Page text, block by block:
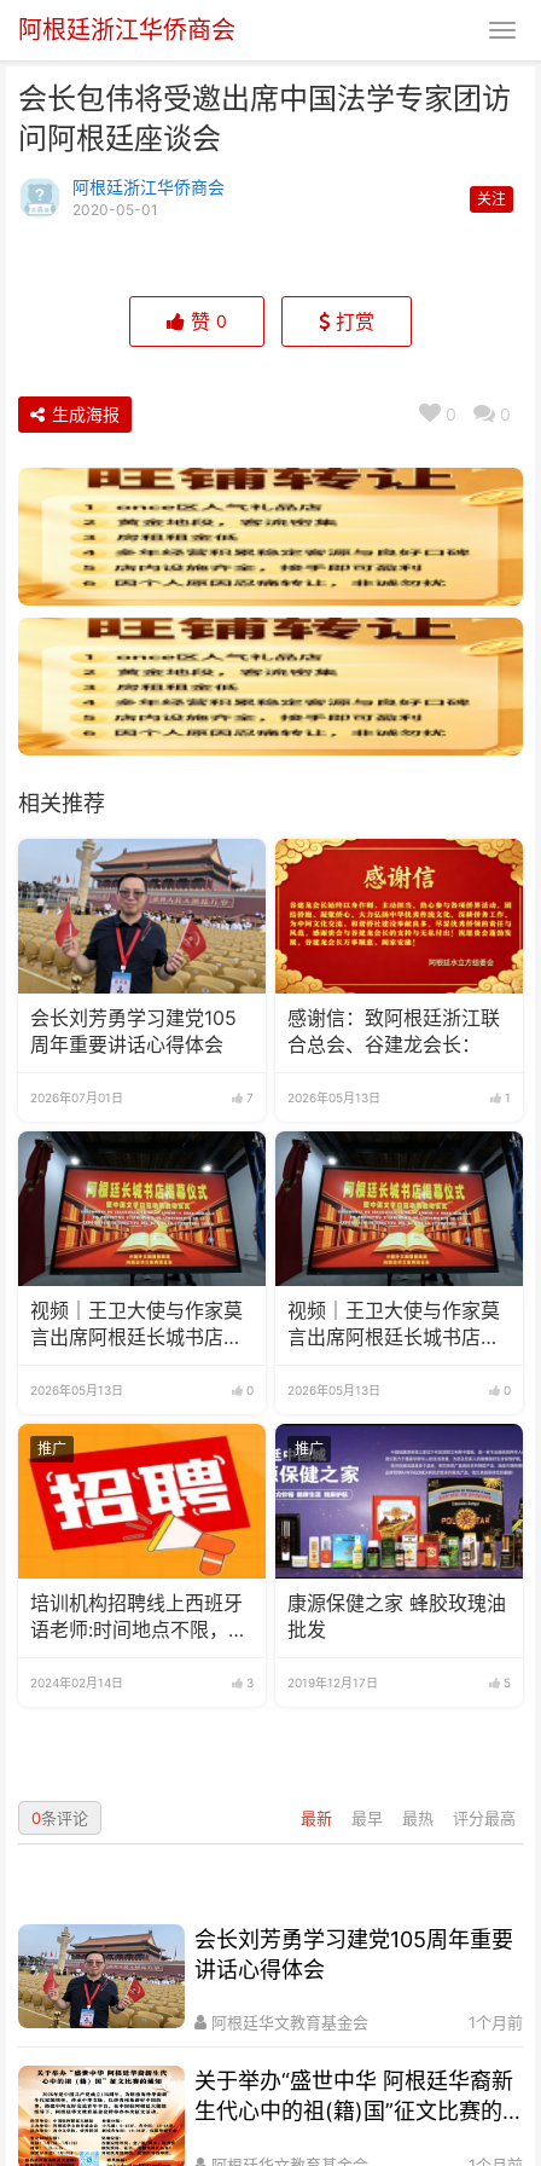
阿根廷浙江华侨商会
会长包伟将受邀出席中国法学专家团访
问阿根廷座谈会
阿根廷浙江华侨商会
2020-05-01
关注
团访问阿根廷座谈会
赞 0 打赏
0 0
生成海报
相关推荐
会长刘芳勇学习建党105
周年重要讲话心得体会
2026年07月01日 7
感谢信：致阿根廷浙江联
合总会、谷建龙会长：
2026年05月13日 1
视频｜王卫大使与作家莫
言出席阿根廷长城书店揭
2026年05月13日 0
视频｜王卫大使与作家莫
言出席阿根廷长城书店揭
2026年05月13日 0
推广
培训机构招聘线上西班牙
语老师:时间地点不限，可
2024年02月14日 3
推广
康源保健之家 蜂胶玫瑰油
批发
2019年12月17日 5
最新 最早 最热 评分最高
0条评论
会长刘芳勇学习建党105周年重要
讲话心得体会
阿根廷华文教育基金会 1个月前
关于举办“盛世中华 阿根廷华裔新
生代心中的祖(籍)国”征文比赛的